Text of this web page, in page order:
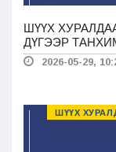
ШҮҮХ
ДҮГЭЭР
2026-05-29,
ШҮҮХ